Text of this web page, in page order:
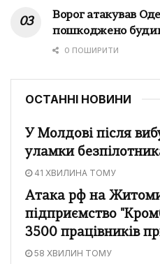
Ворог атакував
пошкоджено
0 ПОШИРИТИ
ОСТАННІ НОВИНИ
У Молдові після
уламки
41 ХВИЛИНА ТОМУ
Атака рф на
підприємство
3500 працівників
58 ХВИЛИН ТОМУ